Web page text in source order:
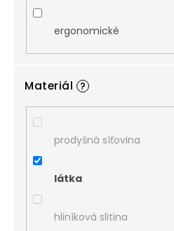
ergonomické
Materiál ?
prodyšná síťovina
látka
hliníková slitina